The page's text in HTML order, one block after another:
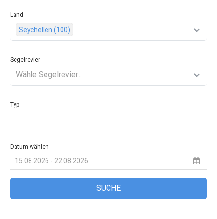
Land
Seychellen (100)
Segelrevier
Wähle Segelrevier...
Typ
Datum wählen
SUCHE